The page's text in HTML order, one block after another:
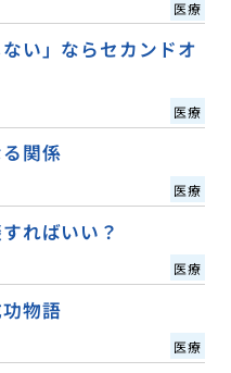
医療
い」ならセカンドオ
医療
関係
医療
ればいい？
医療
物語
医療